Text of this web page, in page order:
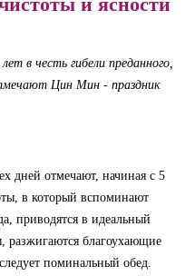
в честь гибели преданного,
Цин Мин - праздник
дней отмечают, начиная с 5
в который вспоминают
приводятся в идеальный
разжигаются благоухающие
поминальный обед.